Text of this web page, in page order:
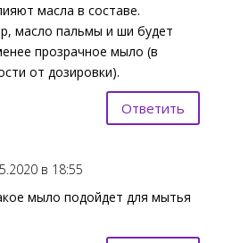
масла в составе.
масло пальмы и ши будет
прозрачное мыло (в
от дозировки).
Ответить
в 18:55
мыло подойдет для мытья